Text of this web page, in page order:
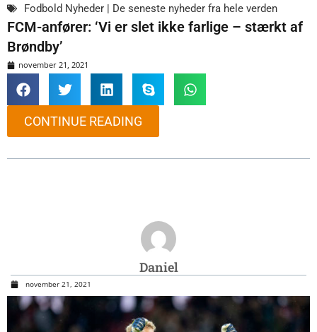
Fodbold Nyheder | De seneste nyheder fra hele verden
FCM-anfører: ‘Vi er slet ikke farlige – stærkt af
Brøndby’
november 21, 2021
CONTINUE READING
Daniel
november 21, 2021